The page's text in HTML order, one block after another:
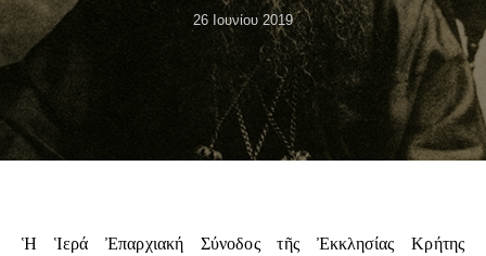
26 Ιουνίου 2019
Ἡ Ἱερά Ἐπαρχιακή Σύνοδος τῆς Ἐκκλησίας Κρήτης